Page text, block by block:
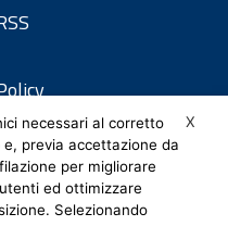
privacy
X
necessari al corretto
previa accettazione da
per migliorare
ed ottimizzare
Selezionando